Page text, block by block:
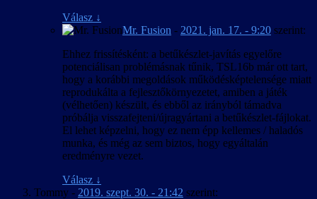
Válasz ↓
Mr. Fusion - 2021. jan. 17. - 9:20 szerint:
Ehhez frissítésként: a betűkészlet-javítás egyelőre
potenciálisan problémásnak tűnik, TSL16b már ott tart,
hogy a korábbi megoldások működésképtelensége miatt
reprodukálta a fejlesztőkörnyezetet, amiben a játék
(vélhetően) készült, és ebből az irányból támadva
próbálja visszafejteni/újragyártani a betűkészlet-fájlokat.
El lehet képzelni, hogy ez nem épp kellemes / haladós
munka, és még az sem biztos, hogy egyáltalán
eredményre vezet.
Válasz ↓
Tommy - 2019. szept. 30. - 21:42 szerint: